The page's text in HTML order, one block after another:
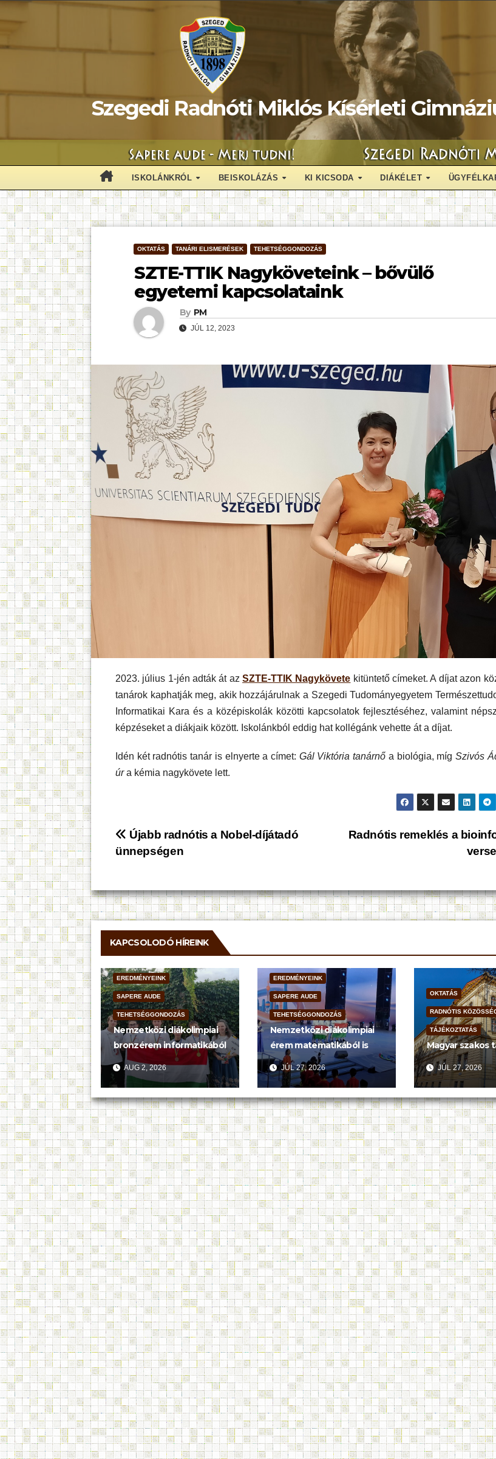
content
Szegedi Radnóti Miklós Kísérleti
ISKOLÁNKRÓL BEISKOLÁZÁS KI KICSODA DIÁKÉLET
OKTATÁS TANÁRI ELISMERÉSEK TEHETSÉGGONDOZÁS
SZTE-TTIK Nagyköveteink – bővülő
egyetemi kapcsolataink
By PM
JÚL 12, 2023
2023. július 1-jén adták át azSZTE-TTIK Nagykövete kitüntető címeket. A díjat azon
tanárok kaphatják meg, akik hozzájárulnak a Szegedi Tudományegyetem
Informatikai Kara és a középiskolák közötti kapcsolatok fejlesztéséhez, valamint
képzéseket a diákjaik között. Iskolánkból eddig hat kollégánk vehette át a díjat.
Idén két radnótis tanár is elnyerte a címet: Gál Viktória tanárnő a biológia, mígSzivós
úra kémia nagykövete lett.
Bejegyzés
navigáció
Radnótis remeklés a
Újabb radnótis a Nobel-díjátadó
ünnepségen
KAPCSOLODÓ HÍREINK
EREDMÉNYEINK
SAPERE AUDE
TEHETSÉGGONDOZÁS
Nemzetközi diákolimpiai
bronzérem informatikából
AUG 2, 2026
EREDMÉNYEINK
SAPERE AUDE
TEHETSÉGGONDOZÁS
Nemzetközi diákolimpiai
érem matematikából is
JÚL 27, 2026
OKTATÁS
RADNÓTIS
TÁJÉKOZTATÁS
Magyar szakos
JÚL 27, 2026